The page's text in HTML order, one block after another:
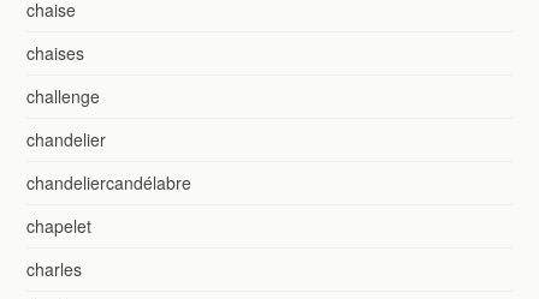
chaise
chaises
challenge
chandelier
chandeliercandélabre
chapelet
charles